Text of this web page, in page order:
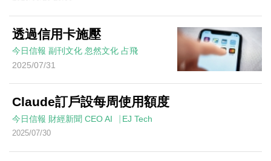
透過信用卡施壓
今日信報 副刊文化 忽然文化 占飛
2025/07/31
Claude訂戶設每周使用額度
今日信報 財經新聞 CEO AI⎹ EJ Tech
2025/07/30